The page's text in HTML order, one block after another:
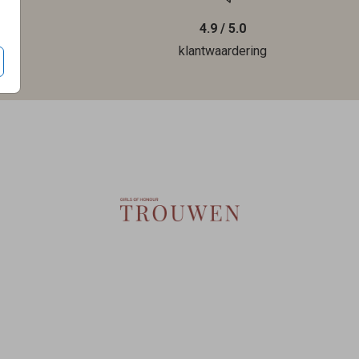
4.9 / 5.0
klantwaardering